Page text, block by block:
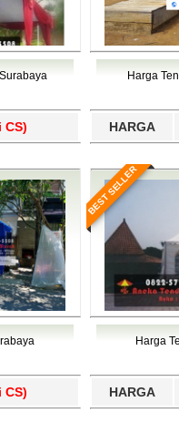
CS)
Harga
HARGA
CS)
BEST SELLER
Harga
HARGA